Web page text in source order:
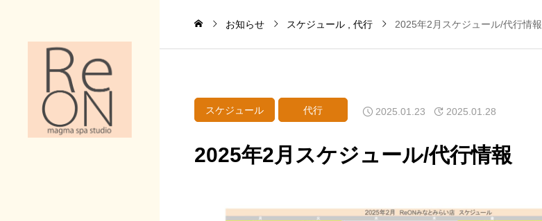
お知らせ スケジュール 代行 2025年2月スケジュール/代行情報
スケジュール 代行 2025.01.23 2025.01.28
2025年2月スケジュール/代行情報